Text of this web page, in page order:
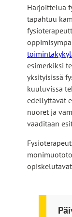
i
v
u
s
t
o
l
l
e
e
s
i
v
u
s
t
o
l
l
e
Harjoittelua
tapahtuu
esimerkiksi
yksityisissä
kuuluvissa
edellyttävät
nuoret ja
vaaditaan